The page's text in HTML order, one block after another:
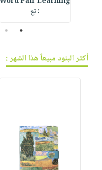
: تع
1
2
أكثر البنود مبيعاً هذا الشهر :